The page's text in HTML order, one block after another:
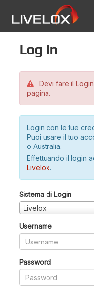
Log in
Devi fare il
pagina.
Login con le tue
Puoi usare il tuo
o Australia.
Effettuando il login
Livelox.
Sistema di Login
Livelox
Username
Password